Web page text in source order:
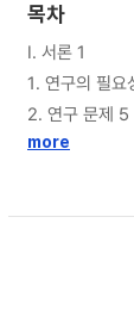
기’에서는
선행 연구들을 살피고, 신입생 필자를
양적 자료의
고 연구 문제2
리포트 과제의
적, 과제 유형
전공 리포트
양상에는 차이가
목차
Ⅰ. 서론 1
1. 연구의 필요
2. 연구 문제 5
more